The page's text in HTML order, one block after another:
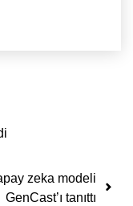
zeka modeli
GenCast’ı tanıttı